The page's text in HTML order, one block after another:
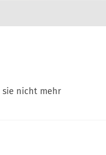
sie nicht mehr